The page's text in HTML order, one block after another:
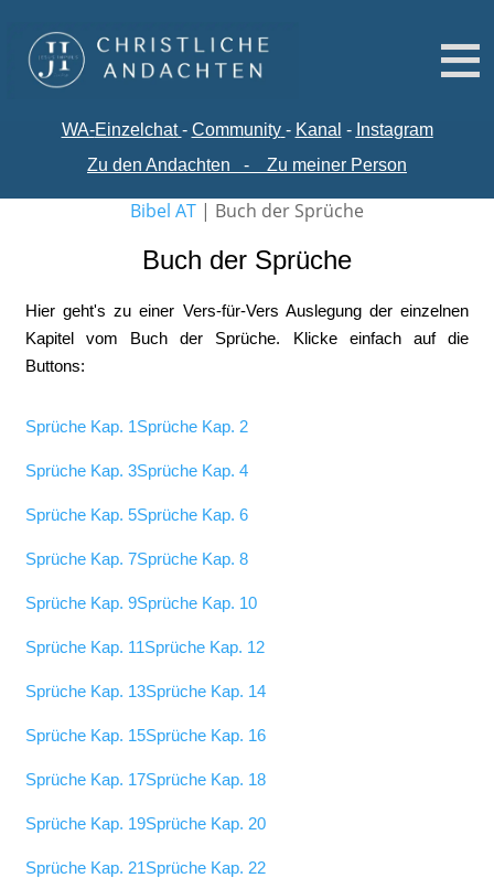
WA-Einzelchat - Community - Kanal - Instagram
Zu den Andachten
- Zu meiner Person
Bibel AT | Buch der Sprüche
Buch der Sprüche
Hier geht's zu einer Vers-für-Vers Auslegung der einzelnen
Kapitel vom Buch der Sprüche. Klicke einfach auf die
Buttons:
Sprüche Kap. 1Sprüche Kap. 2
Sprüche Kap. 3Sprüche Kap. 4
Sprüche Kap. 5Sprüche Kap. 6
Sprüche Kap. 7Sprüche Kap. 8
Sprüche Kap. 9Sprüche Kap. 10
Sprüche Kap. 11Sprüche Kap. 12
Sprüche Kap. 13Sprüche Kap. 14
Sprüche Kap. 15Sprüche Kap. 16
Sprüche Kap. 17Sprüche Kap. 18
Sprüche Kap. 19Sprüche Kap. 20
Sprüche Kap. 21Sprüche Kap. 22